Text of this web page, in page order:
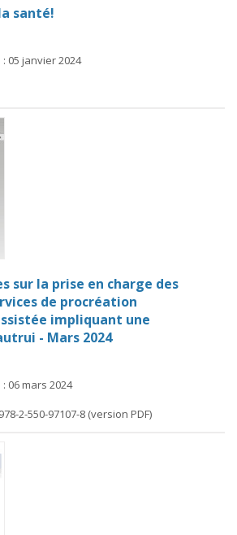
santé!
05 janvier 2024
sur la prise en charge des
de procréation
impliquant une
- Mars 2024
06 mars 2024
2-550-97107-8 (version PDF)